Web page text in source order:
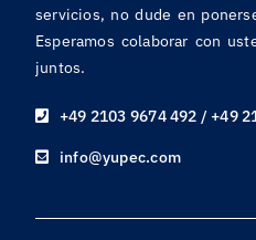
servicios, no dude en
Esperamos colaborar con
juntos.
+49 2103 9674 492 / +49
info@yupec.com